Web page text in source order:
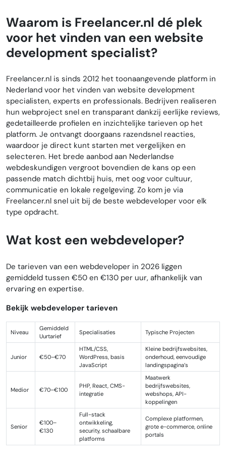
Waarom is Freelancer.nl dé plek
voor het vinden van een website
development specialist?
Freelancer.nl is sinds 2012 het toonaangevende platform in
Nederland voor het vinden van website development
specialisten, experts en professionals. Bedrijven realiseren
hun webproject snel en transparant dankzij eerlijke reviews,
gedetailleerde profielen en inzichtelijke tarieven op het
platform. Je ontvangt doorgaans razendsnel reacties,
waardoor je direct kunt starten met vergelijken en
selecteren. Het brede aanbod aan Nederlandse
webdeskundigen vergroot bovendien de kans op een
passende match dichtbij huis, met oog voor cultuur,
communicatie en lokale regelgeving. Zo kom je via
Freelancer.nl snel uit bij de beste webdeveloper voor elk
type opdracht.
Wat kost een webdeveloper?
De tarieven van een webdeveloper in 2026 liggen
gemiddeld tussen €50 en €130 per uur, afhankelijk van
ervaring en expertise.
Bekijk webdeveloper tarieven
Niveau
Gemiddeld
Uurtarief
Specialisaties Typische Projecten
Junior €50–€70
HTML/CSS,
WordPress, basis
JavaScript
Kleine bedrijfswebsites,
onderhoud, eenvoudige
landingspagina’s
Medior €70–€100
PHP, React, CMS-
integratie
Maatwerk
bedrijfswebsites,
webshops, API-
koppelingen
Senior
€100–
€130
Full-stack
ontwikkeling,
security, schaalbare
platforms
Complexe platformen,
grote e-commerce, online
portals